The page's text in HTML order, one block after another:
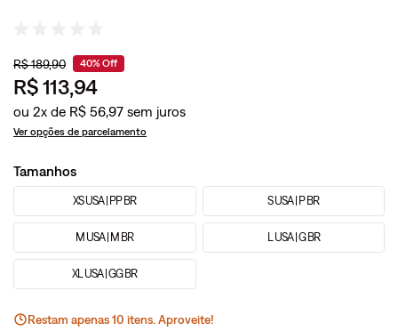
R$189,90 40% Off
R$113,94
ou 2x de R$ 56,97
Ver opções de parcelamento
Tamanhos
XS USA | PP BR S USA | P BR
M USA | M BR L USA | G BR
XL USA | GG BR
Restam apenas10 itens. Aproveite!